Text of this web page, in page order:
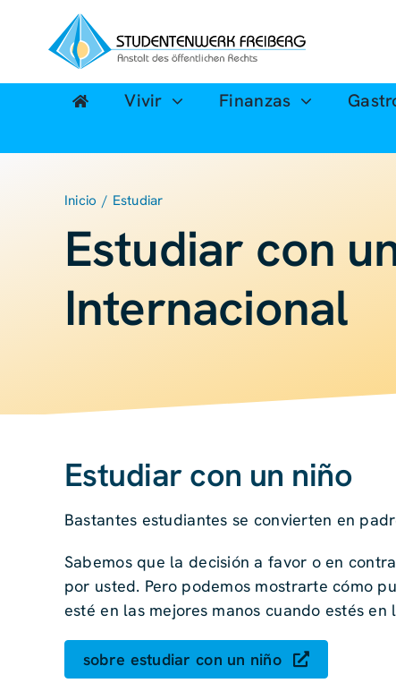
contenido
Vivir Finanzas
Inicio Estudiar
Estudiar con
Internacional
Estudiar con un niño
Bastantes estudiantes se convierten en
Sabemos que la decisión a favor o en
por usted. Pero podemos mostrarte cómo
esté en las mejores manos cuando estés
sobre estudiar con un niño